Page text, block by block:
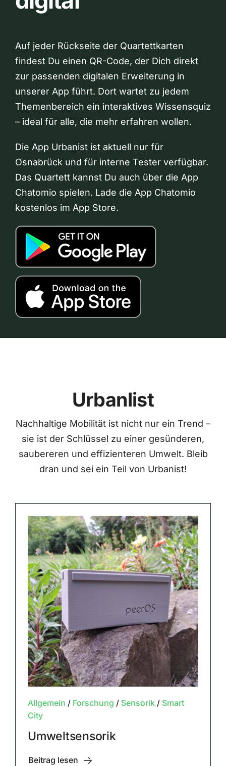
Auf jeder Rückseite der Quartettkarten
findest Du einen QR-Code, der Dich direkt
zur passenden digitalen Erweiterung in
unserer App führt. Dort wartet zu jedem
Themenbereich ein interaktives Wissensquiz
– ideal für alle, die mehr erfahren wollen.
Die App Urbanist ist aktuell nur für
Osnabrück und für interne Tester verfügbar.
Das Quartett kannst Du auch über die App
Chatomio spielen. Lade die App Chatomio
kostenlos im App Store.
Urbanlist
Nachhaltige Mobilität ist nicht nur ein Trend –
sie ist der Schlüssel zu einer gesünderen,
saubereren und effizienteren Umwelt. Bleib
dran und sei ein Teil von Urbanist!
Allgemein / Forschung / Sensorik/ Smart
City
Umweltsensorik
Beitrag lesen